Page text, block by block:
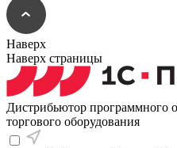
Наверх
Наверх страницы
Дистрибьютор программного
торгового оборудования